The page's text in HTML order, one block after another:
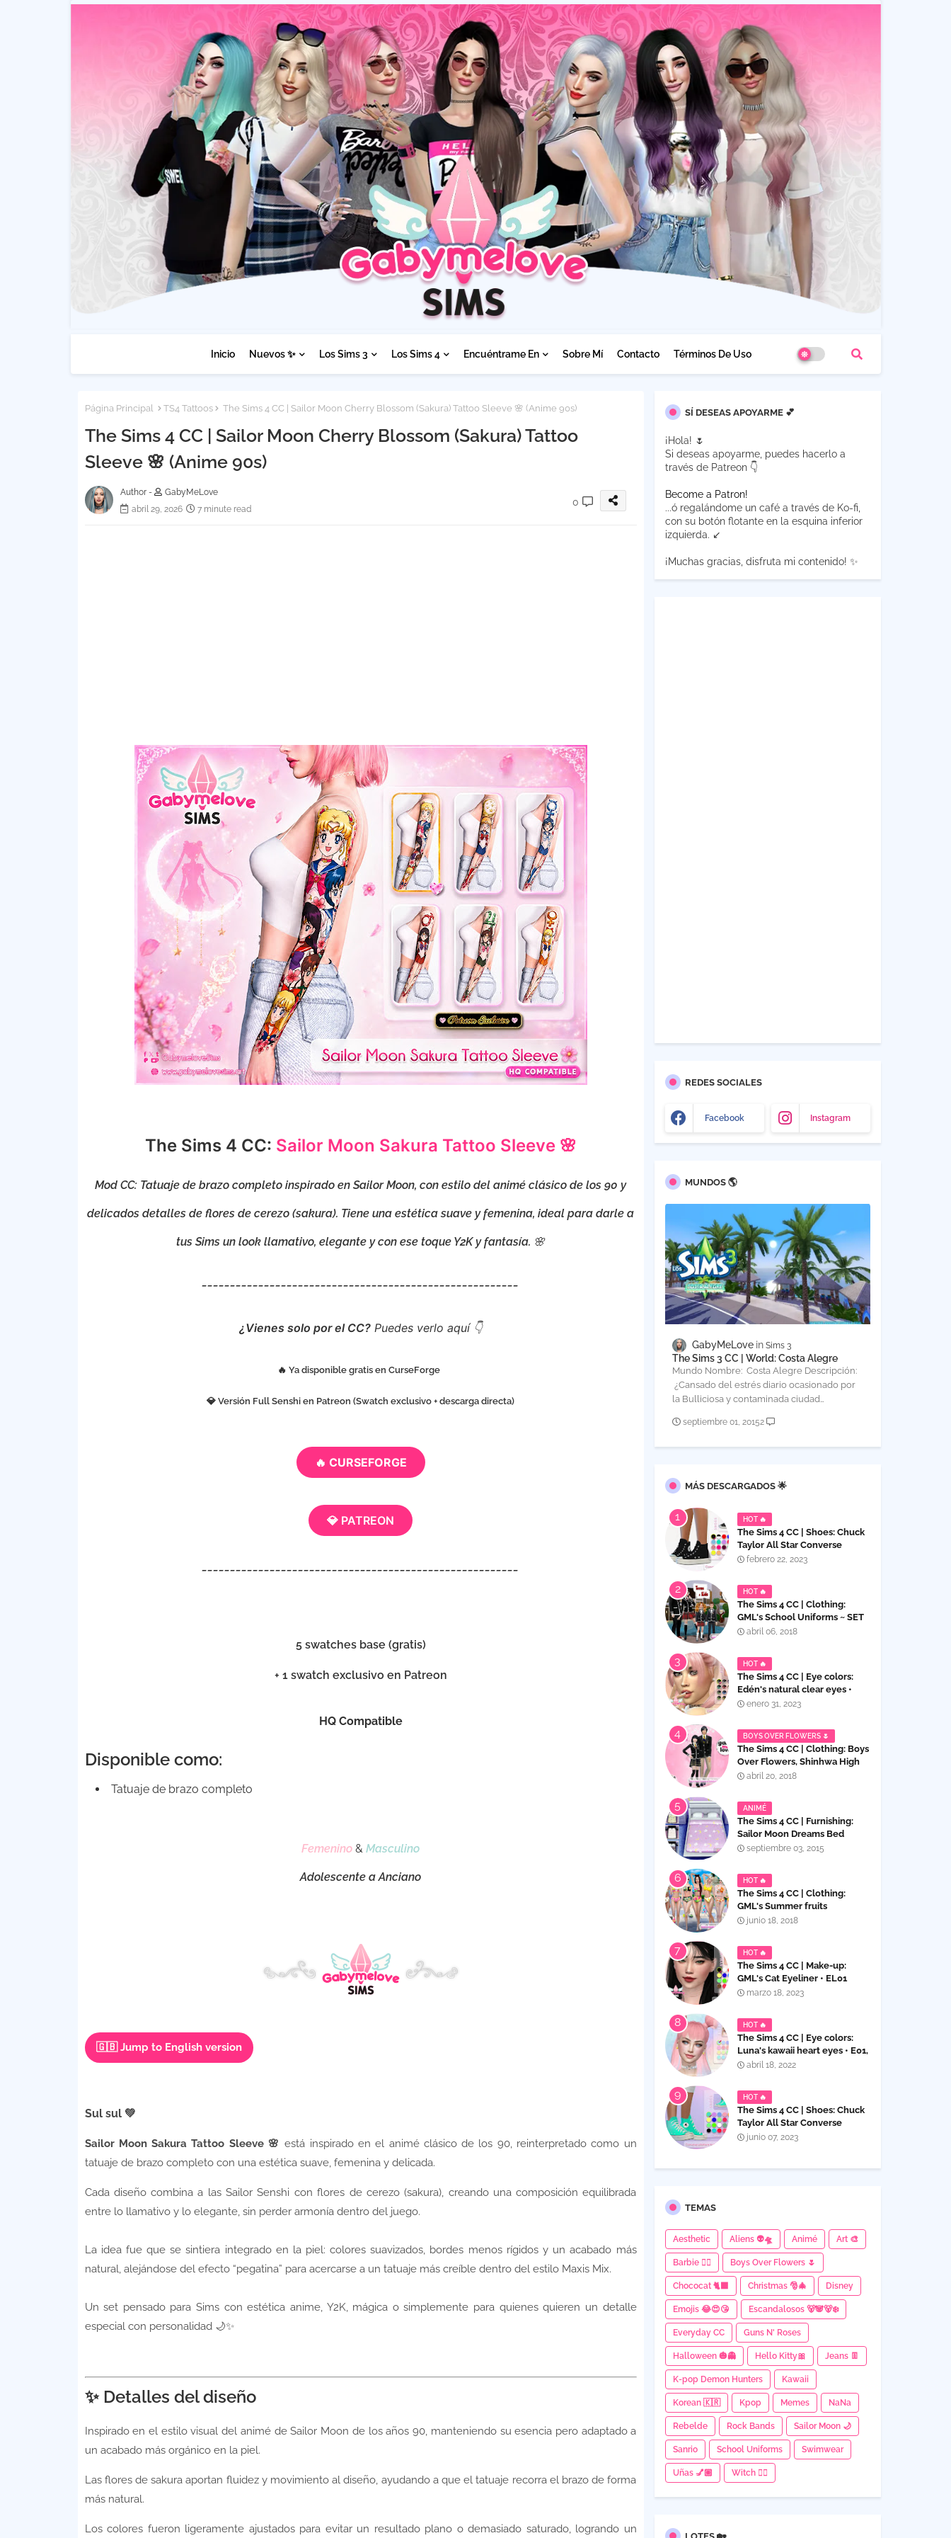
Inicio Nuevos ✨ Los Sims 3 Los Sims 4 Encuéntrame En Sobre Mí Contacto Términos De Uso
Página Principal TS4 Tattoos The Sims 4 CC | Sailor Moon Cherry Blossom (Sakura) Tattoo Sleeve 🌸 (Anime 90s)
The Sims 4 CC | Sailor Moon Cherry Blossom (Sakura) Tattoo
Sleeve 🌸 (Anime 90s)
Author -
GabyMeLove
abril 29, 2026
7 minute read
0
The Sims 4 CC: Sailor Moon Sakura Tattoo Sleeve 🌸
Mod CC: Tatuaje de brazo completo inspirado en Sailor Moon, con estilo del animé clásico de los 90 y
delicados detalles de flores de cerezo (sakura). Tiene una estética suave y femenina, ideal para darle a
tus Sims un look llamativo, elegante y con ese toque Y2K y fantasía. 🌸
¿Vienes solo por el CC?Puedes verlo aquí 👇
🔥 Ya disponible gratis en CurseForge
💎 Versión Full Senshi en Patreon (Swatch exclusivo + descarga directa)
🔥 CURSEFORGE
💎 PATREON
5 swatches base (gratis)
+ 1 swatch exclusivo en Patreon
HQ Compatible
Disponible como:
Tatuaje de brazo completo
Femenino & Masculino
Adolescente a Anciano
🇬🇧 Jump to English version
Sul sul 💚
Sailor Moon Sakura Tattoo Sleeve 🌸 está inspirado en el animé clásico de los 90, reinterpretado como un
tatuaje de brazo completo con una estética suave, femenina y delicada.
Cada diseño combina a las Sailor Senshi con flores de cerezo (sakura), creando una composición equilibrada
entre lo llamativo y lo elegante, sin perder armonía dentro del juego.
La idea fue que se sintiera integrado en la piel: colores suavizados, bordes menos rígidos y un acabado más
natural, alejándose del efecto “pegatina” para acercarse a un tatuaje más creíble dentro del estilo Maxis Mix.
Un set pensado para Sims con estética anime, Y2K, mágica o simplemente para quienes quieren un detalle
especial con personalidad 🌙✨
✨ Detalles del diseño
Inspirado en el estilo visual del animé de Sailor Moon de los años 90, manteniendo su esencia pero adaptado a
un acabado más orgánico en la piel.
Las flores de sakura aportan fluidez y movimiento al diseño, ayudando a que el tatuaje recorra el brazo de forma
más natural.
Los colores fueron ligeramente ajustados para evitar un resultado plano o demasiado saturado, logrando un
SÍ DESEAS APOYARME 💕
¡Hola! 🌷
Si deseas apoyarme, puedes hacerlo a
través de Patreon 👇
Become a Patron!
...ó regalándome un café a través de Ko-fi,
con su botón flotante en la esquina inferior
izquierda. ↙
¡Muchas gracias, disfruta mi contenido! ✨
REDES SOCIALES
Facebook Instagram
MUNDOS 🌎
GabyMeLove Sims 3
The Sims 3 CC | World: Costa Alegre
Mundo Nombre: Costa Alegre Descripción:
¿Cansado del estrés diario ocasionado por
la Bulliciosa y contaminada ciudad…
septiembre 01, 20152
MÁS DESCARGADOS 🌟
HOT 🔥
The Sims 4 CC | Shoes: Chuck
Taylor All Star Converse
platform high top Sneakers
febrero 22, 2023
HOT 🔥
The Sims 4 CC | Clothing:
GML's School Uniforms ~ SET
for Children and Teens
abril 06, 2018
HOT 🔥
The Sims 4 CC | Eye colors:
Edén's natural clear eyes •
E04, contact lenses
enero 31, 2023
BOYS OVER FLOWERS 🌷
The Sims 4 CC | Clothing: Boys
Over Flowers, Shinhwa High
School Uniforms Set
abril 20, 2018
ANIMÉ
The Sims 4 CC | Furnishing:
Sailor Moon Dreams Bed
septiembre 03, 2015
HOT 🔥
The Sims 4 CC | Clothing:
GML's Summer fruits
swimsuits for women ~ SET
junio 18, 2018
HOT 🔥
The Sims 4 CC | Make-up:
GML's Cat Eyeliner • EL01
marzo 18, 2023
HOT 🔥
The Sims 4 CC | Eye colors:
Luna's kawaii heart eyes • E01,
contact & default
abril 18, 2022
HOT 🔥
The Sims 4 CC | Shoes: Chuck
Taylor All Star Converse
platform high top sneakers for
junio 07, 2023
TEMAS
Aesthetic Aliens 👽🛸 Animé Art 🎨
Barbie 👱‍♀️ Boys Over Flowers 🌷
Chococat 🐈‍⬛ Christmas 🎅🎄 Disney
Emojis 😂😍😘 Escandalosos 🐻🐼🐻‍❄
Everyday CC Guns N' Roses
Halloween 🎃👻 Hello Kitty🎀 Jeans 👖
K-pop Demon Hunters Kawaii
Korean 🇰🇷 Kpop Memes NaNa
Rebelde Rock Bands Sailor Moon 🌙
Sanrio School Uniforms Swimwear
Uñas 💅🏼 Witch 🧙‍♀